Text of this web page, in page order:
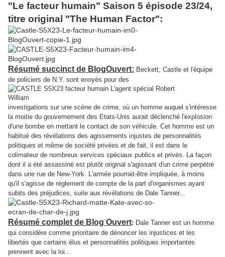
"Le facteur humain" Saison 5 épisode 23/24,
titre original "The Human Factor":
Résumé succinct de BlogOuvert: Beckett, Castle et l'équipe
de policiers de N.Y. sont enoyés pour des
investigations sur une scène de crime, où un homme auquel s'intéresse
la moitie du gouvernement des Etats-Unis aurait déclenché l'explosion
d'une bombe en mettant le contact de son véhicule. Cet homme est un
habitué des révélations des agissements injustes de personnalités
politiques et même de société privées et de fait, il est dans le
colimateur de nombreux services spéciaux publics et privés. La façon
dont il a été assassiné est plutôt original s'agissant d'un crime perpétré
dans une rue de New-York. L'armée pourrait-être impliquée, à moins
qu'il s'agisse de réglement de compte de la part d'organismes ayant
subits des préjudices, suite aux révélations de Dale Tanner...
Résumé complet de Blog Ouvert: Dale Tanner est un homme
qui considère comme prioritaire de dénoncer les injustices et les
libertés que certains élus et personnalités politiques importantes
prennent avec la loi...